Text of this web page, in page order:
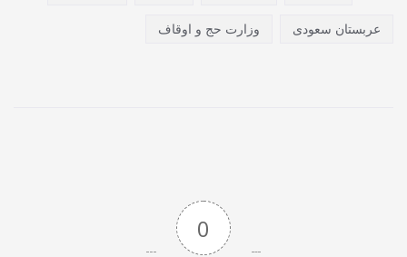
عربستان سعودی وزارت حج و اوقاف
0